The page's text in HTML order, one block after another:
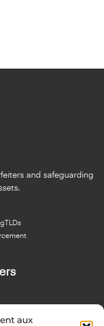
aux
and safeguarding